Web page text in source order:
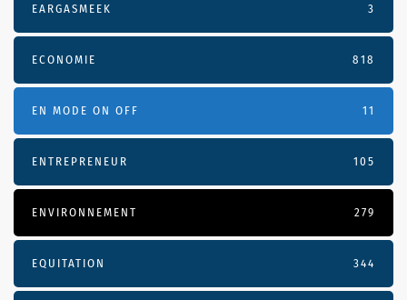
EARGASMEEK 3
ECONOMIE 818
EN MODE ON OFF 11
ENTREPRENEUR 105
ENVIRONNEMENT 279
EQUITATION 344